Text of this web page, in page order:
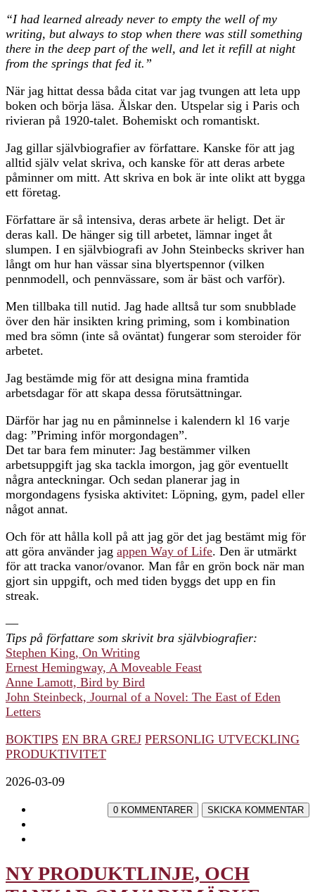
“I had learned already never to empty the well of my
writing, but always to stop when there was still something
there in the deep part of the well, and let it refill at night
from the springs that fed it.”
När jag hittat dessa båda citat var jag tvungen att leta upp
boken och börja läsa. Älskar den. Utspelar sig i Paris och
rivieran på 1920-talet. Bohemiskt och romantiskt.
Jag gillar självbiografier av författare. Kanske för att jag
alltid själv velat skriva, och kanske för att deras arbete
påminner om mitt. Att skriva en bok är inte olikt att bygga
ett företag.
Författare är så intensiva, deras arbete är heligt. Det är
deras kall. De hänger sig till arbetet, lämnar inget åt
slumpen. I en självbiografi av John Steinbecks skriver han
långt om hur han vässar sina blyertspennor (vilken
pennmodell, och pennvässare, som är bäst och varför).
Men tillbaka till nutid. Jag hade alltså tur som snubblade
över den här insikten kring priming, som i kombination
med bra sömn (inte så oväntat) fungerar som steroider för
arbetet.
Jag bestämde mig för att designa mina framtida
arbetsdagar för att skapa dessa förutsättningar.
Därför har jag nu en påminnelse i kalendern kl 16 varje
dag: ”Priming inför morgondagen”.
Det tar bara fem minuter: Jag bestämmer vilken
arbetsuppgift jag ska tackla imorgon, jag gör eventuellt
några anteckningar. Och sedan planerar jag in
morgondagens fysiska aktivitet: Löpning, gym, padel eller
något annat.
Och för att hålla koll på att jag gör det jag bestämt mig för
att göra använder jag appen Way of Life. Den är utmärkt
för att tracka vanor/ovanor. Man får en grön bock när man
gjort sin uppgift, och med tiden byggs det upp en fin
streak.
—
Tips på författare som skrivit bra självbiografier:
Stephen King, On Writing
Ernest Hemingway, A Moveable Feast
Anne Lamott, Bird by Bird
John Steinbeck, Journal of a Novel: The East of Eden
Letters
BOKTIPS EN BRA GREJ PERSONLIG UTVECKLING
PRODUKTIVITET
2026-03-09
NY PRODUKTLINJE, OCH